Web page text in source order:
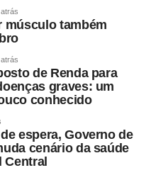
músculo também
de Renda para
graves: um
conhecido
espera, Governo de
cenário da saúde